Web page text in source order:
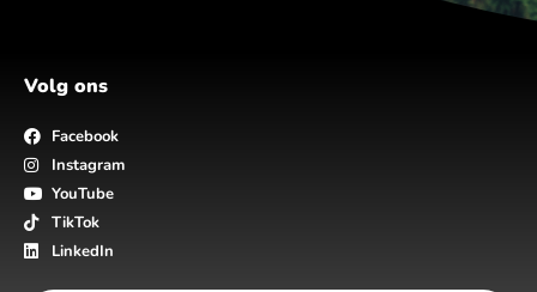
Volg ons
Facebook
Instagram
YouTube
TikTok
LinkedIn